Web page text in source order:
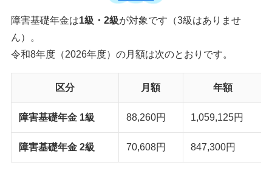
障害基礎年金は1級・2級が対象です（3級はありませ
ん）。
令和8年度（2026年度）の月額は次のとおりです。
区分 月額 年額
障害基礎年金 1級 88,260円 1,059,125円
障害基礎年金 2級 70,608円 847,300円